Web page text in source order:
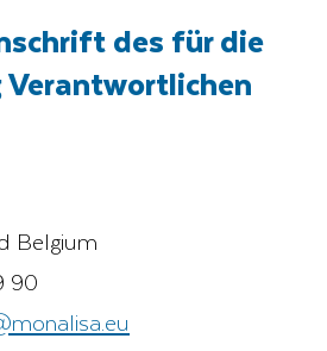
des für die
Belgium
90